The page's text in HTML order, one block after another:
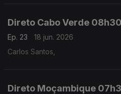
Direto Cabo Verde 08h30
Ep. 23
18 jun. 2026
Carlos Santos,
Direto Moçambique